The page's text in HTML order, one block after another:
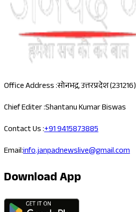
Office Address :सोनभद्र, उत्तरप्रदेश (231216)
Chief Editer :Shantanu Kumar Biswas
Contact Us :+91 9415873885
Email:info.janpadnewslive@gmail.com
Download App